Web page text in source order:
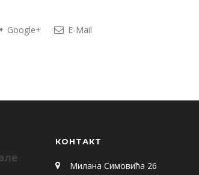
Google+ E-Mail
КОНТАКТ
Милана Симовића 26